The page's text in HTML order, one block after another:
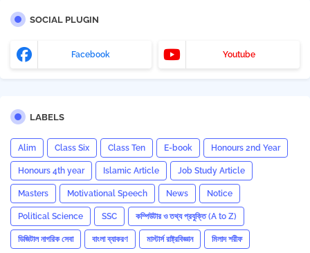
SOCIAL PLUGIN
Facebook Youtube
LABELS
Alim Class Six Class Ten E-book Honours 2nd Year
Honours 4th year Islamic Article Job Study Article
Masters Motivational Speech News Notice
Political Science SSC কম্পিউটার ও তথ্য প্রযুক্তি (A to Z)
ডিজিটাল নাগরিক সেবা বাংলা ব্যাকরণ মাস্টার্স রাষ্ট্রবিজ্ঞান মিলাদ শরীফ